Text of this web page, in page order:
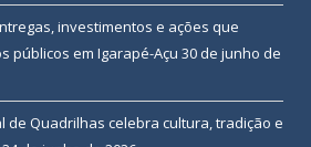
investimentos e ações que
públicos em Igarapé-Açu 30 de junho de
de Quadrilhas celebra cultura, tradição e